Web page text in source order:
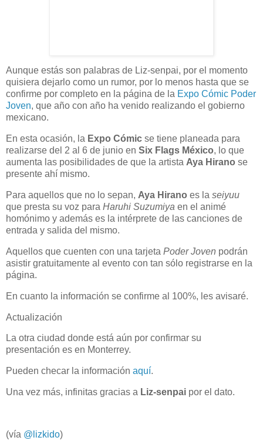
Aunque estás son palabras de Liz-senpai, por el momento
quisiera dejarlo como un rumor, por lo menos hasta que se
confirme por completo en la página de la Expo Cómic Poder
Joven, que año con año ha venido realizando el gobierno
mexicano.
En esta ocasión, la Expo Cómic se tiene planeada para
realizarse del 2 al 6 de junio en Six Flags México, lo que
aumenta las posibilidades de que la artista Aya Hirano se
presente ahí mismo.
Para aquellos que no lo sepan, Aya Hirano es la seiyuu
que presta su voz para Haruhi Suzumiya en el animé
homónimo y además es la intérprete de las canciones de
entrada y salida del mismo.
Aquellos que cuenten con una tarjeta Poder Joven podrán
asistir gratuitamente al evento con tan sólo registrarse en la
página.
En cuanto la información se confirme al 100%, les avisaré.
Actualización
La otra ciudad donde está aún por confirmar su
presentación es en Monterrey.
Pueden checar la información aquí.
Una vez más, infinitas gracias a Liz-senpai por el dato.
(vía @lizkido)